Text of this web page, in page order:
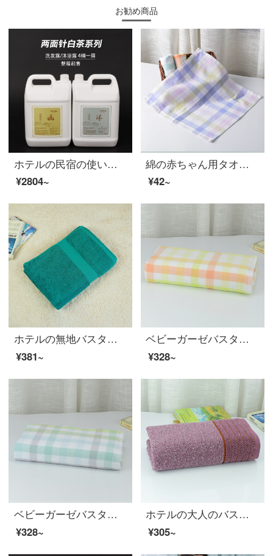
お勧め商品
ホテルの民宿の使い捨て用品のシャンプーと白茶シリーズのバケツ5 Lの両側の針の大きいバケツ1箱4杯の洗濯/入浴剤の濃い赤色
¥2804~
綿の赤ちゃん用タオル、ガーゼのよだれタオル、赤ちゃんの柔らかい洗顔タオル、小さなスカーフ、ハンカチ、青い34*34 cm
¥42~
ホテルの無地バスタオル全綿は柔らかくて厚いです。
¥381~
ベビーガーゼバスタオル子供バスタオル全綿吸水風呂新生児タオルは日本式で柔らかくて厚い黄色70*140 cmです。
¥328~
ベビーガーゼバスタオル子供用タオル全綿吸水風呂新生児タオルは日本式で柔らかくて厚い緑70*140 cmです。
¥328~
ホテルの大人のバスタオルに厚い全綿バスタオルを加え、男女の柔軟さと強い吸水性の大きなタオル紫70*140 cm
¥305~